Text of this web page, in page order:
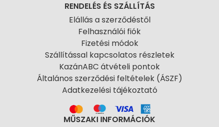
RENDELÉS ÉS SZÁLLÍTÁS
Elállás a szerződéstől
Felhasználói fiók
Fizetési módok
Szállítással kapcsolatos részletek
KazánABC átvételi pontok
Általános szerződési feltételek (ÁSZF)
Adatkezelési tájékoztató
MŰSZAKI INFORMÁCIÓK